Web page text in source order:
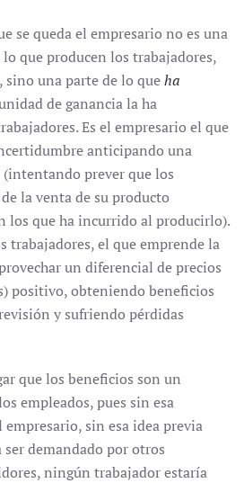
se queda el empresario no es una
que producen los trabajadores,
una parte de lo queha
de ganancia la ha
Es el empresario el que
anticipando una
prever que los
la venta de su producto
los que ha incurrido al producirlo).
trabajadores, el que emprende la
un diferencial de precios
positivo, obteniendo beneficios
y sufriendo pérdidas
que los beneficios son un
empleados, pues sin esa
sin esa idea previa
demandado por otros
ningún trabajador estaría